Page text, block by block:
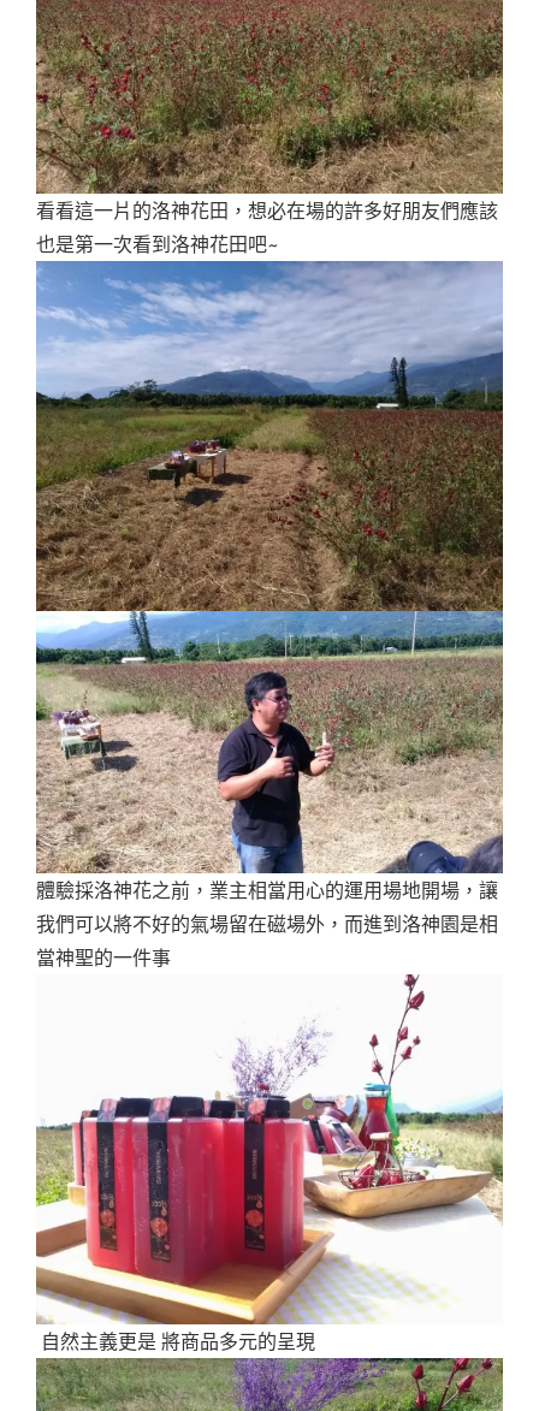
看看這一片的洛神花田，想必在場的許多好朋友們應該
也是第一次看到洛神花田吧~
體驗採洛神花之前，業主相當用心的運用場地開場，讓
我們可以將不好的氣場留在磁場外，而進到洛神園是相
當神聖的一件事
自然主義更是 將商品多元的呈現